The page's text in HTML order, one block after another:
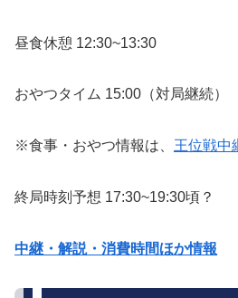
昼食休憩 12:30~13:30
おやつタイム 15:00（対局継続）
※食事・おやつ情報は、 王位戦中
終局時刻予想 17:30~19:30頃？
中継・解説・消費時間ほか情報